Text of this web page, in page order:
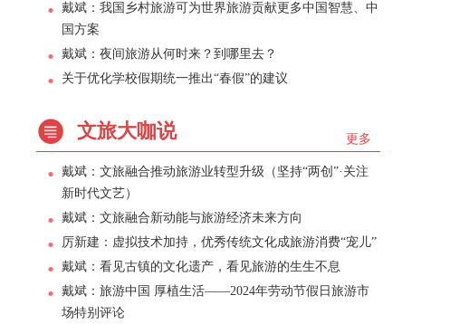
戴斌：我国乡村旅游可为世界旅游贡献更多中国智慧、中
国方案
戴斌：夜间旅游从何时来？到哪里去？
关于优化学校假期统一推出“春假”的建议
更多
文旅大咖说
戴斌：文旅融合推动旅游业转型升级（坚持“两创”·关注
新时代文艺）
戴斌：文旅融合新动能与旅游经济未来方向
厉新建：虚拟技术加持，优秀传统文化成旅游消费“宠儿”
戴斌：看见古镇的文化遗产，看见旅游的生生不息
戴斌：旅游中国 厚植生活——2024年劳动节假日旅游市
场特别评论